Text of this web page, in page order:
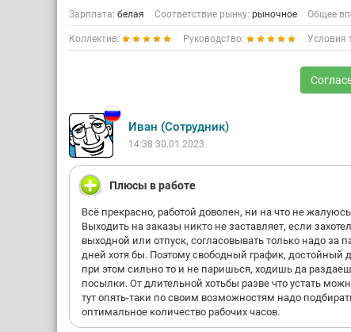
Зарплата: белая Соответствие рынку: рыночное Общее
Коллектив: Руководство: Условия
Иван (Сотрудник)
14:38 30.01.2023
Плюсы в работе
Всё прекрасно, работой доволен, ни на что не
Выходить на заказы никто не заставляет, если захотел
выходной или отпуск, согласовывать только надо за
дней хотя бы. Поэтому свободный график, достойный
при этом сильно то и не паришься, ходишь да
посылки. От длительной хотьбы разве что устать
тут опять-таки по своим возможностям надо
оптимальное количество рабочих часов.